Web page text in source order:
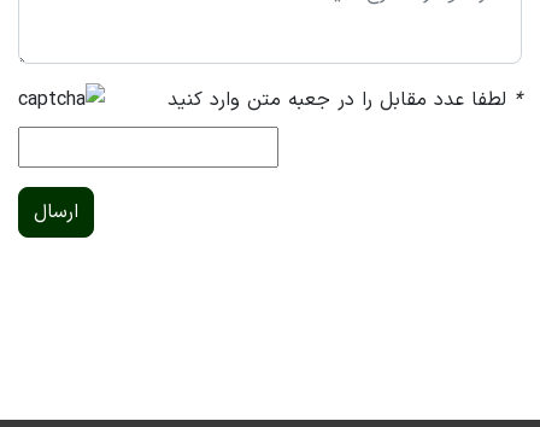
* لطفا عدد مقابل را در جعبه متن وارد کنید
ارسال